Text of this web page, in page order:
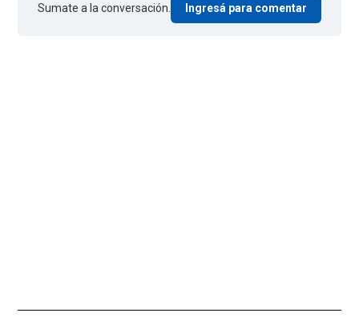
Sumate a la conversación. Ingresá para comentar